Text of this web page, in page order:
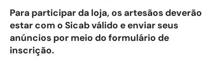
Para participar da loja, os artesãos deverão
estar com o Sicab válido e enviar seus
anúncios por meio do formulário de
inscrição.